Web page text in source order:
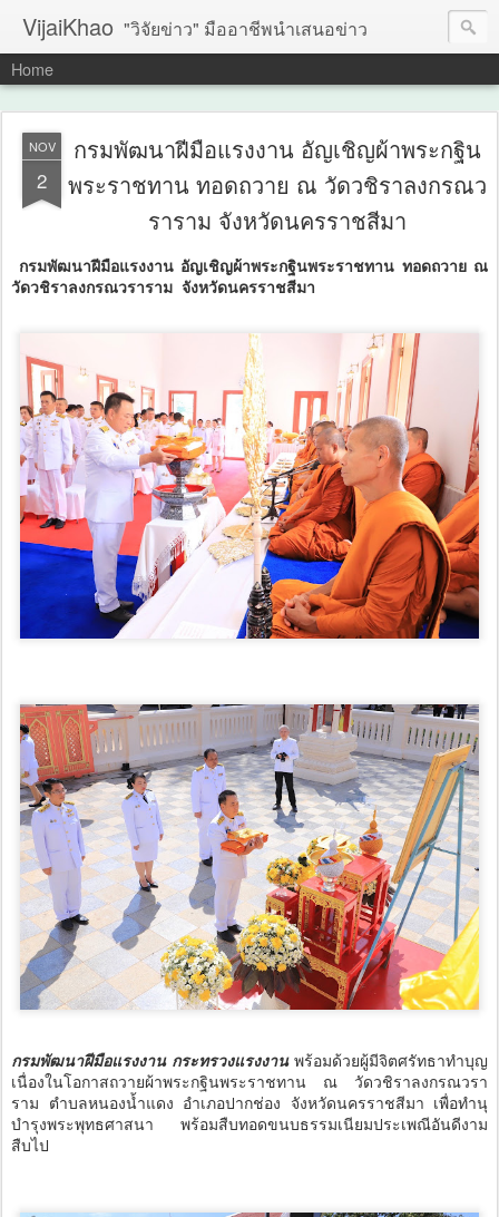
VijaiKhao "วิจัยข่าว" มืออาชีพนำเสนอข่าว
Home
NOV
2
กรมพัฒนาฝีมือแรงงาน อัญเชิญผ้าพระกฐิน
พระราชทาน ทอดถวาย ณ วัดวชิราลงกรณว
ราราม จังหวัดนครราชสีมา
กรมพัฒนาฝีมือแรงงาน อัญเชิญผ้าพระกฐินพระราชทาน ทอดถวาย ณ
วัดวชิราลงกรณวราราม จังหวัดนครราชสีมา
กรมพัฒนาฝีมือแรงงาน กระทรวงแรงงานพร้อมด้วยผู้มีจิตศรัทธาทำบุญ
เนื่องในโอกาสถวายผ้าพระกฐินพระราชทาน ณ วัดวชิราลงกรณวรา
ราม ตำบลหนองน้ำแดง อำเภอปากช่อง จังหวัดนครราชสีมา เพื่อทำนุ
บำรุงพระพุทธศาสนา พร้อมสืบทอดขนบธรรมเนียมประเพณีอันดีงาม
สืบไป